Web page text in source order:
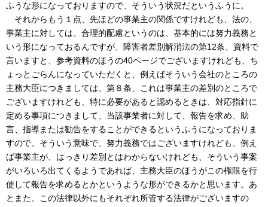
ふうな形になっておりますので、そういう状況だというふうに。
それからもう１点、先ほどの事業主の関係ですけれども、法の、
事業主に対しては、合理的配慮というのは、基本的には努力義務と
いう形になっておるんですが、障害者差別解消法の第12条、資料で
言いますと、参考資料のほうの40ページでございますけれども、ち
ょっとごらんになっていただくと、例えばそういう会社のところの
主務大臣につきましては、第８条、これは事業主の差別のところで
ございますけれども、特に必要があると認めるときは、対応指針に
定める事項につきまして、当該事業者に対して、報告を求め、助
言、指導または勧告をすることができるというふうになっておりま
すので、そういう意味で、努力義務ではございますけれども、例え
ば事業主が、はっきり差別とはわからないけれども、そういう事案
がいろいろ出てくるようであれば、主務大臣のほうがこの権限を行
使して報告を求めるとかというような形ができるかと思います。あ
とまた、この法律以外にもそれぞれ所管する法律がございますの